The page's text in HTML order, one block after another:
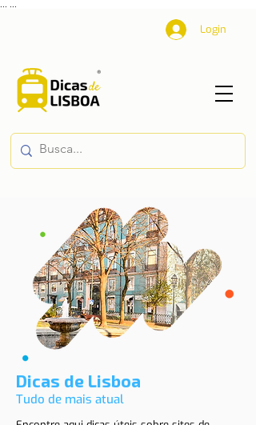
Login
Dicas de Lisboa
Tudo de mais atual